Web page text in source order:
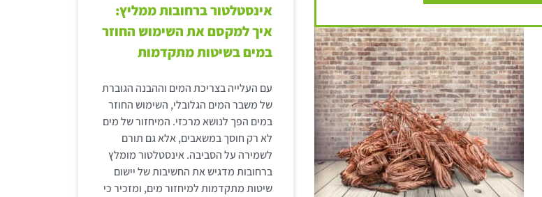
אינסטלטור ברחובות ממליץ:
איך למקסם את השימוש החוזר
במים בשיטות מתקדמות
עם העלייה בצריכת המים וההבנה הגוברת
של משבר המים הגלובלי, השימוש החוזר
במים הפך לנושא מרכזי. המיחזור של מים
לא רק חוסך במשאבים, אלא גם תורם
לשמירה על הסביבה. אינסטלטור מומלץ
ברחובות מדגיש את החשיבות של יישום
שיטות מתקדמות למיחזור מים, ומזכיר כי